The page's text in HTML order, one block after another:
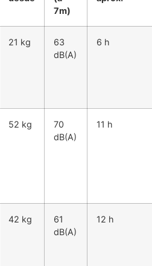
7m)
21 kg
63
dB(A)
6 h
52 kg
70
dB(A)
11 h
42 kg
61
dB(A)
12 h